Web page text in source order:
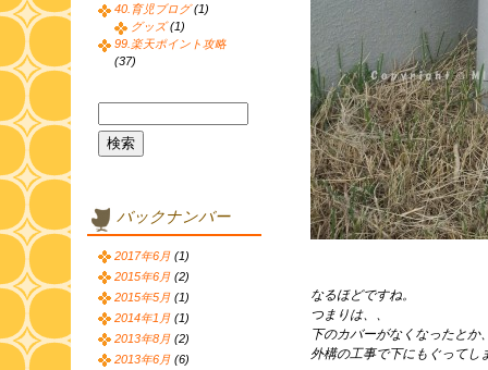
なるほどですね。
つまりは、、
下のカバーがなくなったとか
外構の工事で下にもぐってし
40.育児ブログ(1)
グッズ(1)
99.楽天ポイント攻略
(37)
バックナンバー
2017年6月 (1)
2015年6月 (2)
2015年5月 (1)
2014年1月 (1)
2013年8月 (2)
2013年6月 (6)